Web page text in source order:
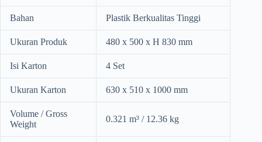
Bahan Plastik Berkualitas Tinggi
Ukuran Produk 480 x 500 x H 830 mm
Isi Karton 4 Set
Ukuran Karton 630 x 510 x 1000 mm
Volume / Gross
Weight
0.321 m³ / 12.36 kg